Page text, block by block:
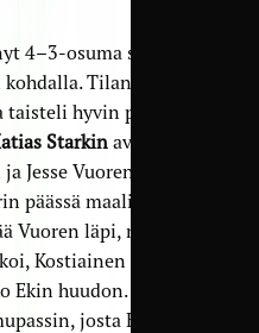
4–3-osuma syntyi
Tilanteessa
hyvin pallosta
Starkin avaus
Jesse Vuoren 2–1-
päässä maalista.
Vuoren läpi, mutta
Kostiainen kuuli
Ekin huudon.
josta Ek pääsi